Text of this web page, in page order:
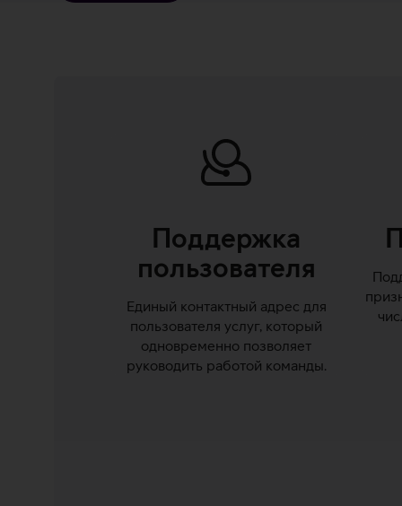
аргументы
Поддержка
пользователя
Единый контактный адрес для
пользователя услуг, который
одновременно позволяет
руководить работой команды.